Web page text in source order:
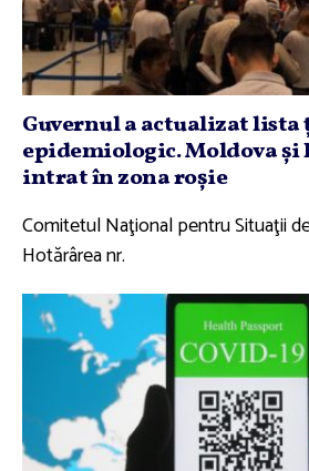
Guvernul a actualizat lista
epidemiologic. Moldova şi
intrat în zona roşie
Comitetul Naţional pentru Situaţii
Hotărârea nr.